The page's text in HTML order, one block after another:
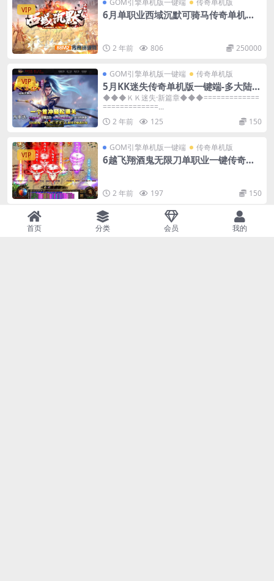
VIP
6月单职业西域沉默可骑马传奇单机版-
2 年前 806 250000
VIP
GOM引擎单机版一键端 传奇单机版
5月KK迷失传奇单机版一键端-多大陆-
附带GM后台-背包神器
◆◆◆ＫＫ迷失·新篇章◆◆◆=============
=============...
2 年前
125 150
VIP
GOM引擎单机版一键端 传奇单机版
6越飞翔酒鬼无限刀单职业一键传奇版
2 年前 197 150
VIP
GOM引擎单机版一键端
5月单职业多大陆神赐魔域传奇一键端-
首页 分类 会员 我的